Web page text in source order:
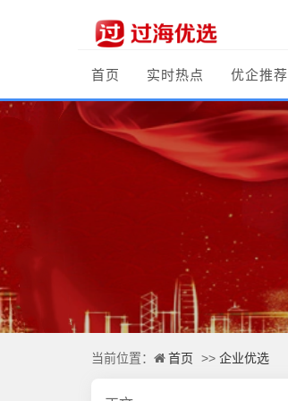
首页 实时热点 优企推荐
当前位置： 首页 >> 企业优选